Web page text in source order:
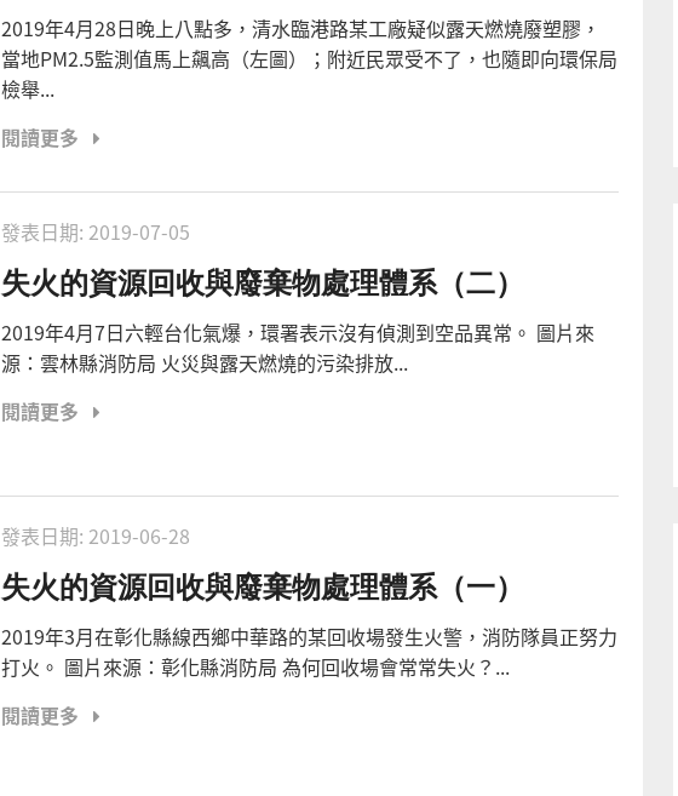
2019年4月28日晚上八點多，清水臨港路某工廠疑似露天燃燒廢塑膠，
當地PM2.5監測值馬上飆高（左圖）；附近民眾受不了，也隨即向環保局
檢舉...
閱讀更多
發表日期: 2019-07-05
失火的資源回收與廢棄物處理體系（二）
2019年4月7日六輕台化氣爆，環署表示沒有偵測到空品異常。 圖片來
源：雲林縣消防局 火災與露天燃燒的污染排放...
閱讀更多
發表日期: 2019-06-28
失火的資源回收與廢棄物處理體系（一）
2019年3月在彰化縣線西鄉中華路的某回收場發生火警，消防隊員正努力
打火。 圖片來源：彰化縣消防局 為何回收場會常常失火？...
閱讀更多